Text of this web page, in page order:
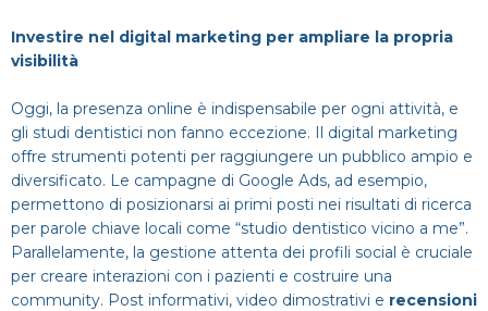
Investire nel digital marketing per ampliare la propria
visibilità
Oggi, la presenza online è indispensabile per ogni attività, e
gli studi dentistici non fanno eccezione. Il digital marketing
offre strumenti potenti per raggiungere un pubblico ampio e
diversificato. Le campagne di Google Ads, ad esempio,
permettono di posizionarsi ai primi posti nei risultati di ricerca
per parole chiave locali come “studio dentistico vicino a me”.
Parallelamente, la gestione attenta dei profili social è cruciale
per creare interazioni con i pazienti e costruire una
community. Post informativi, video dimostrativi e recensioni